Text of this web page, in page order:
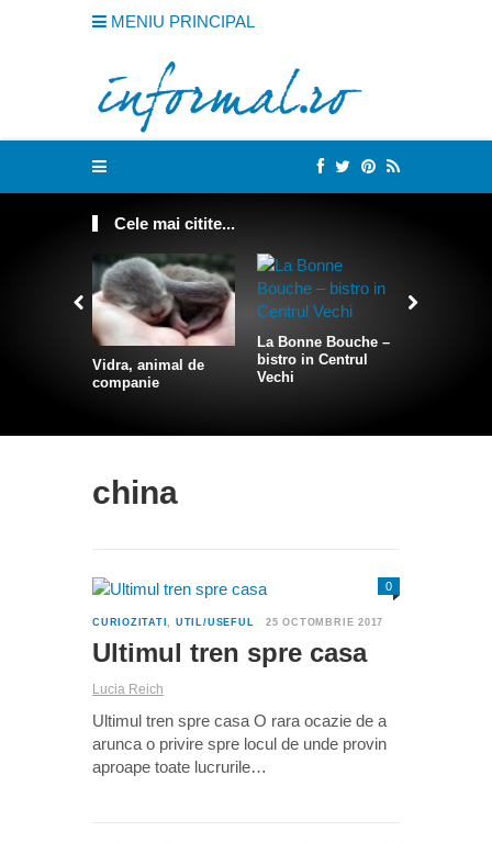
MENIU PRINCIPAL
Cele mai citite...
Vidra, animal de
companie
La Bonne Bouche –
bistro in Centrul
Vechi
china
CURIOZITATI, UTIL/USEFUL 25 OCTOMBRIE 2017
Ultimul tren spre casa
0
Lucia Reich
Ultimul tren spre casa O rara ocazie de a
arunca o privire spre locul de unde provin
aproape toate lucrurile…